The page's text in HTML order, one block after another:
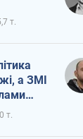
т.
а ЗМІ
т.